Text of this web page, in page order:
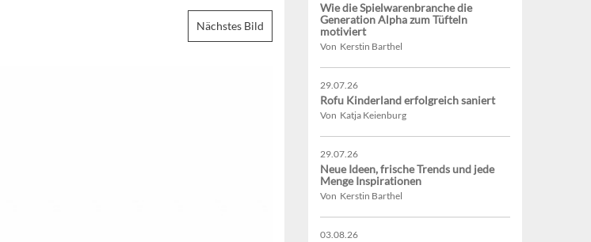
Nächstes Bild
Wie die Spielwarenbranche die
Generation Alpha zum Tüfteln
motiviert
Von Kerstin Barthel
29.07.26
Rofu Kinderland erfolgreich saniert
Von Katja Keienburg
29.07.26
Neue Ideen, frische Trends und jede
Menge Inspirationen
Von Kerstin Barthel
03.08.26